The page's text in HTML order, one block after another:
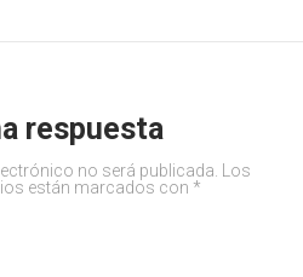
respuesta
no será publicada.
Los
están marcados con *